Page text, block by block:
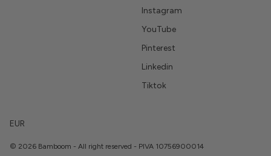
Instagram
YouTube
Pinterest
Linkedin
Tiktok
EUR
© 2026 Bamboom - All right reserved - PIVA 10756900014